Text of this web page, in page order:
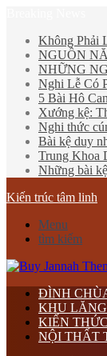
Không Phải
NGUỒN
NHỮNG
Nghi Lễ Có
5 Bài Hô
Xướng kệ:
Nghi thức
Bài kệ duy
Trung Khoa
Những bài
Kiến trúc tâm linh
Menu
tìm kiếm
ĐÌNH
KHU
KIẾN
NỘI THẤT